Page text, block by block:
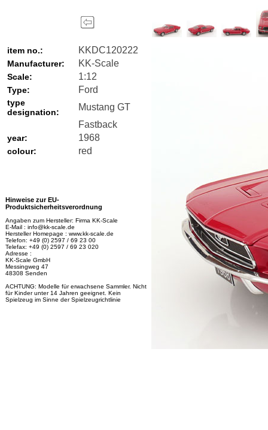
item no.: KKDC120222
Manufacturer: KK-Scale
Scale: 1:12
Type: Ford
type
designation:
Mustang GT
Fastback
year: 1968
colour: red
Hinweise zur EU-
Produktsicherheitsverordnung
Angaben zum Hersteller: Firma KK-Scale
E-Mail : info@kk-scale.de
Hersteller Homepage : www.kk-scale.de
Telefon: +49 (0) 2597 / 69 23 00
Telefax: +49 (0) 2597 / 69 23 020
Adresse :
KK-Scale GmbH
Messingweg 47
48308 Senden
ACHTUNG: Modelle für erwachsene Sammler. Nicht
für Kinder unter 14 Jahren geeignet. Kein
Spielzeug im Sinne der Spielzeugrichtlinie